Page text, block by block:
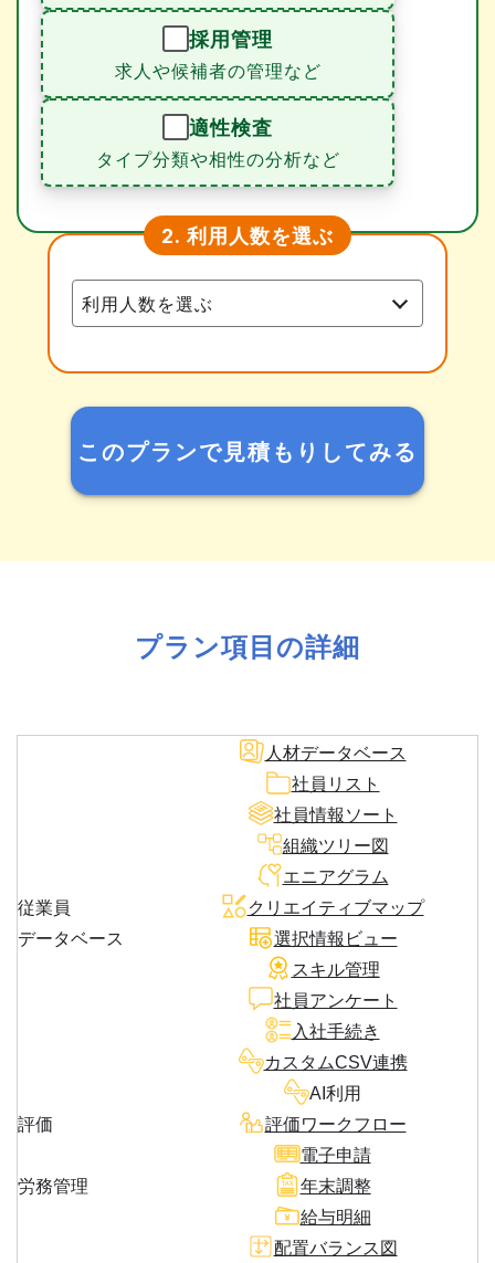
採用管理
求人や候補者の管理など
適性検査
タイプ分類や相性の分析など
2. 利用人数を選ぶ
このプランで見積もりしてみる
プラン項目の詳細
従業員
データベース
人材データベース
社員リスト
社員情報ソート
組織ツリー図
エニアグラム
クリエイティブマップ
選択情報ビュー
スキル管理
社員アンケート
入社手続き
カスタムCSV連携
AI利用
評価
評価ワークフロー
労務管理
電子申請
年末調整
給与明細
配置バランス図